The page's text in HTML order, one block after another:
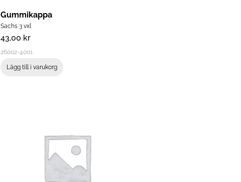
26002-4001
Gummikappa
43,00 kr
Sachs 3 vxl
Lägg till i varukorg